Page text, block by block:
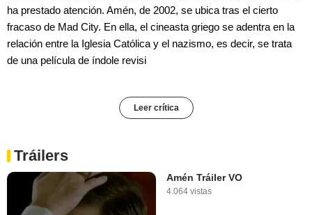
ha prestado atención. Amén, de 2002, se ubica tras el cierto
fracaso de Mad City. En ella, el cineasta griego se adentra en la
relación entre la Iglesia Católica y el nazismo, es decir, se trata
de una película de índole revisi
Leer crítica
Tráilers
Amén Tráiler VO
4.064 vistas